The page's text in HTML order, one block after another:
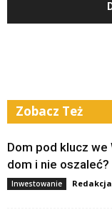
Zobacz Też
Dom pod klucz we
dom i nie oszaleć?
Inwestowanie